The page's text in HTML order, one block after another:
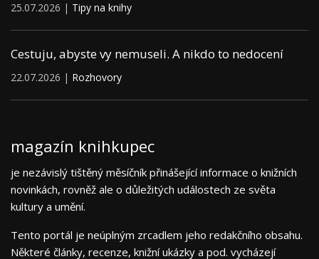
25.07.2026 | Tipy na knihy
Cestuju, abyste vy nemuseli. A nikdo to nedocení
22.07.2026 | Rozhovory
magazín knihkupec
je nezávislý tištěný měsíčník přinášející informace o knižních
novinkách, rovněž ale o důležitých událostech ze světa
kultury a umění.
Tento portál je neúplným zrcadlem jeho redakčního obsahu.
Některé články, recenze, knižní ukázky a pod. vycházejí